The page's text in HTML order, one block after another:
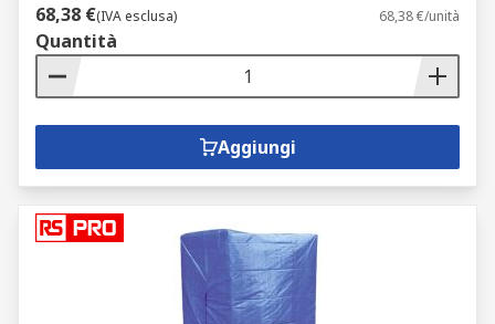
68,38 €(IVA esclusa) 68,38 €/unità
Quantità
Aggiungi